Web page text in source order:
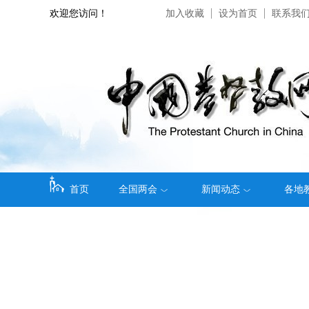
欢迎您访问！ 加入收藏 设为首页 联系我
首页 全国两会 新闻动态 各地